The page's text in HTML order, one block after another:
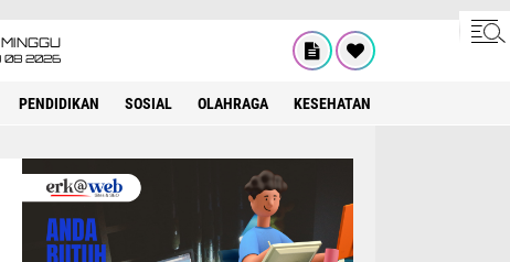
MINGGU
08 2026
PENDIDIKAN SOSIAL OLAHRAGA KESEHATAN